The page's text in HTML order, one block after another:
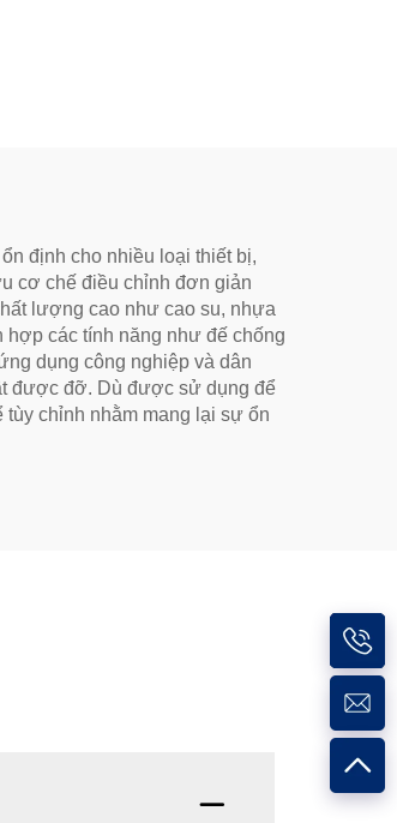
định cho nhiều loại thiết bị,
cơ chế điều chỉnh đơn giản
lượng cao như cao su, nhựa
hợp các tính năng như đế chống
dụng công nghiệp và dân
được đỡ. Dù được sử dụng để
tùy chỉnh nhằm mang lại sự ổn